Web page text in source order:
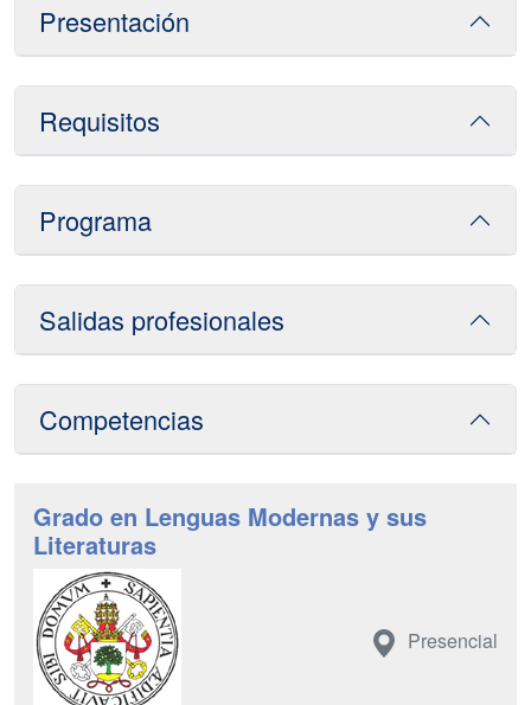
Presentación
Requisitos
Programa
Salidas profesionales
Competencias
Grado en Lenguas Modernas y sus
Literaturas
Presencial